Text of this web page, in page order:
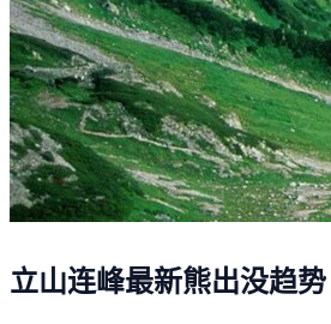
立山连峰最新熊出没趋势